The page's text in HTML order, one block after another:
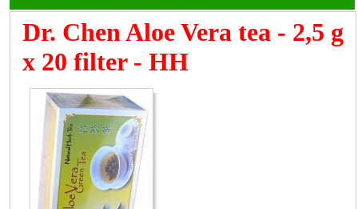
Dr. Chen Aloe Vera tea - 2,5 g
x 20 filter - HH